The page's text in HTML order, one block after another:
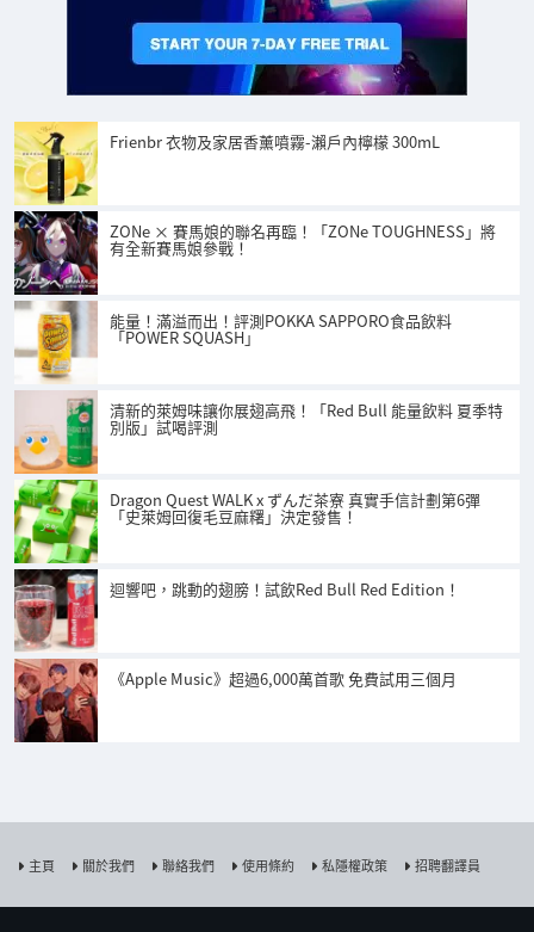
Frienbr 衣物及家居香薰噴霧-瀨戶內檸檬 300mL
ZONe × 賽馬娘的聯名再臨！「ZONe TOUGHNESS」將
有全新賽馬娘參戰！
能量！滿溢而出！評測POKKA SAPPORO食品飲料
「POWER SQUASH」
清新的萊姆味讓你展翅高飛！「Red Bull 能量飲料 夏季特
別版」試喝評測
Dragon Quest WALK x ずんだ茶寮 真實手信計劃第6彈
「史萊姆回復毛豆麻糬」決定發售！
迴響吧，跳動的翅膀！試飲Red Bull Red Edition！
《Apple Music》超過6,000萬首歌 免費試用三個月
主頁 關於我們 聯絡我們 使用條約 私隱權政策 招聘翻譯員